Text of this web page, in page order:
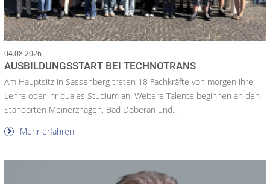
04.08.2026
AUSBILDUNGSSTART BEI TECHNOTRANS
Am Hauptsitz in Sassenberg treten 18 Fachkräfte von morgen ihre
Lehre oder ihr duales Studium an. Weitere Talente beginnen an den
Standorten Meinerzhagen, Bad Doberan und...
Mehr erfahren